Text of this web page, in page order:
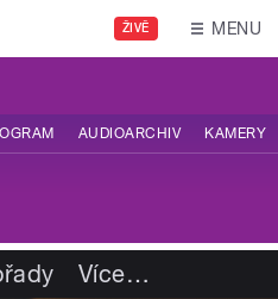
ŽIVĚ MENU
AUDIOARCHIV KAMERY
Více…